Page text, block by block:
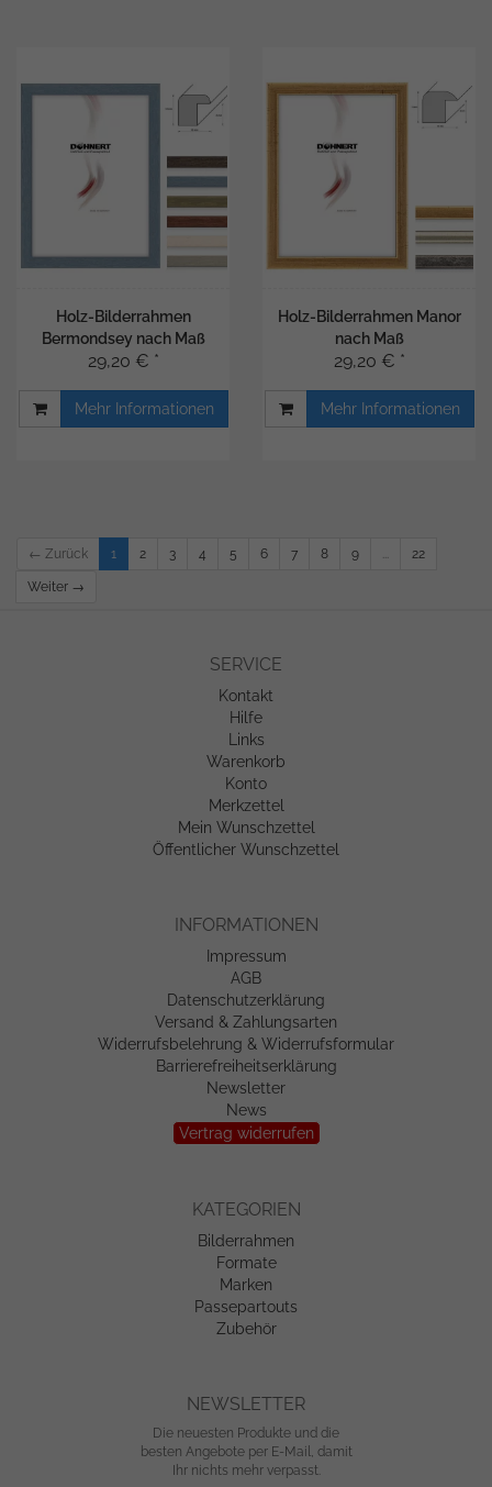
Holz-Bilderrahmen
Bermondsey nach Maß
29,20 € *
Mehr Informationen
Holz-Bilderrahmen Manor
nach Maß
29,20 € *
Mehr Informationen
← Zurück 1 2 3 4 5 6 7 8 9 ... 22
Weiter →
SERVICE
Kontakt
Hilfe
Links
Warenkorb
Konto
Merkzettel
Mein Wunschzettel
Öffentlicher Wunschzettel
INFORMATIONEN
Impressum
AGB
Datenschutzerklärung
Versand & Zahlungsarten
Widerrufsbelehrung & Widerrufsformular
Barrierefreiheitserklärung
Newsletter
News
Vertrag widerrufen
KATEGORIEN
Bilderrahmen
Formate
Marken
Passepartouts
Zubehör
NEWSLETTER
Die neuesten Produkte und die
besten Angebote per E-Mail, damit
Ihr nichts mehr verpasst.